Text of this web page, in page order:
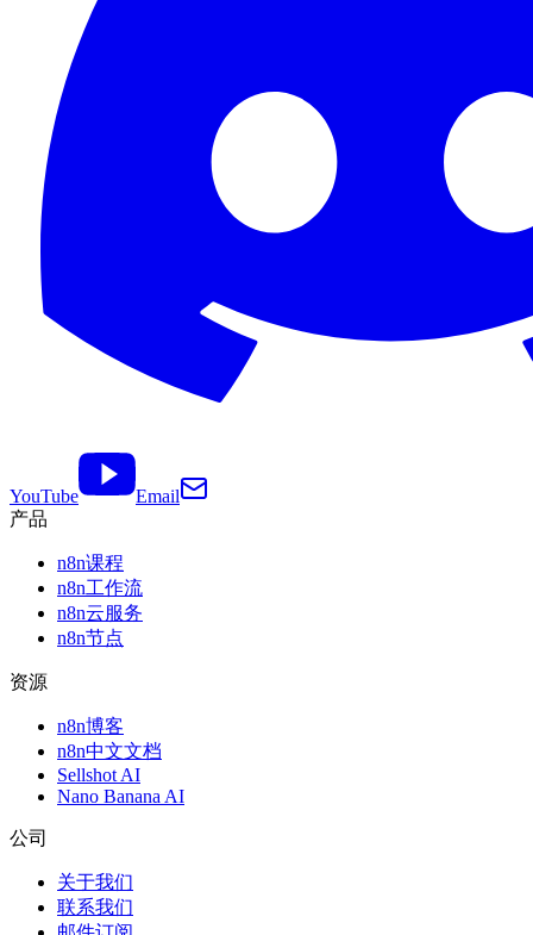
YouTube
Email
产品
n8n课程
n8n工作流
n8n云服务
n8n节点
资源
n8n博客
n8n中文文档
Sellshot AI
Nano Banana AI
公司
关于我们
联系我们